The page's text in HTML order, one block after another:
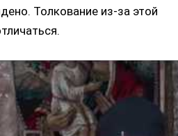
Толкование из-за этой